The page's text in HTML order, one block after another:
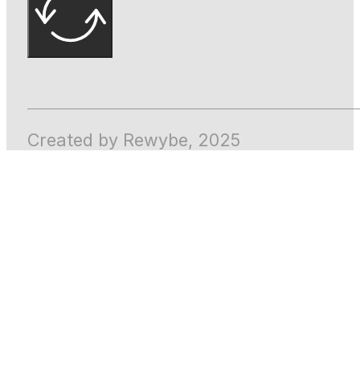
Created by Rewybe, 2025